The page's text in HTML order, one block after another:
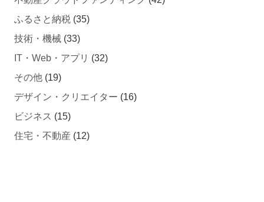
ふるさと納税 (35)
技術・機械(33)
IT・Web・アプリ
その他(19)
デザイン・クリエイター
ビジネス (15)
住宅・不動産